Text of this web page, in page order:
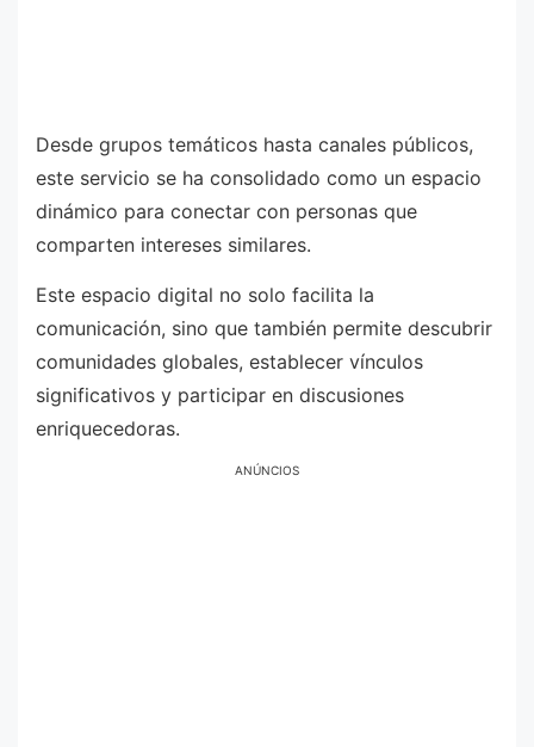
Desde grupos temáticos hasta canales públicos,
este servicio se ha consolidado como un espacio
dinámico para conectar con personas que
comparten intereses similares.
Este espacio digital no solo facilita la
comunicación, sino que también permite descubrir
comunidades globales, establecer vínculos
significativos y participar en discusiones
enriquecedoras.
ANÚNCIOS